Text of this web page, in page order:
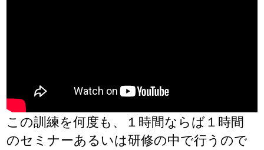
この訓練を何度も、１時間ならば１時間
のセミナーあるいは研修の中で行うので